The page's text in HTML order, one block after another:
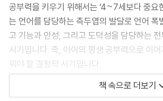
Part 4 아이의 발달을 위한 마법의 열쇠 III.
STEP 01 자기 조절력 없이는 공부도 없다
5세부터 7세까지, 2년 사이에 벌어진 일
20년 공부를 위해 4~7세 때 갖춰야 할 준비물
지금 아이에게 필요한 것, 자기 조절력
공부력을 키우기 위해서는 ‘4~7세보다 중요
는 언어를 담당하는 측두엽의 발달로 언어
고 기능과 인성, 그리고 도덕성을 담당하는
시기입니다. 즉, 아이의 평생 공부력으로 이
워야 할 결정적 시기입니다.
---「프롤로그 - 아이의 4~7세 시기로 돌아갈
책 속으로 더보기